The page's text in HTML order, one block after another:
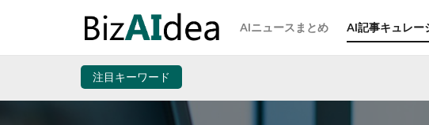
AIニュースまとめ AI記事キュレー
注目キーワード